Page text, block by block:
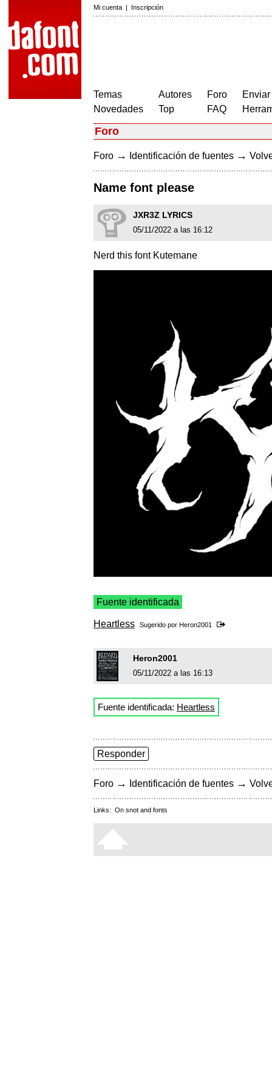
Mi cuenta | Inscripción
Temas
Novedades
Autores
Top
Foro
FAQ
Foro
Foro → Identificación de fuentes →
Name font please
JXR3Z LYRICS
05/11/2022 a las 16:12
Nerd this font Kutemane
Fuente identificada
Heartless Sugerido por Heron2001
Heron2001
05/11/2022 a las 16:13
Fuente identificada: Heartless
Responder
Foro → Identificación de fuentes →
Links: On snot and fonts